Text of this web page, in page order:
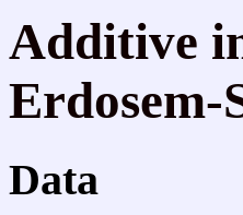
Additive
Erdosem-
Data